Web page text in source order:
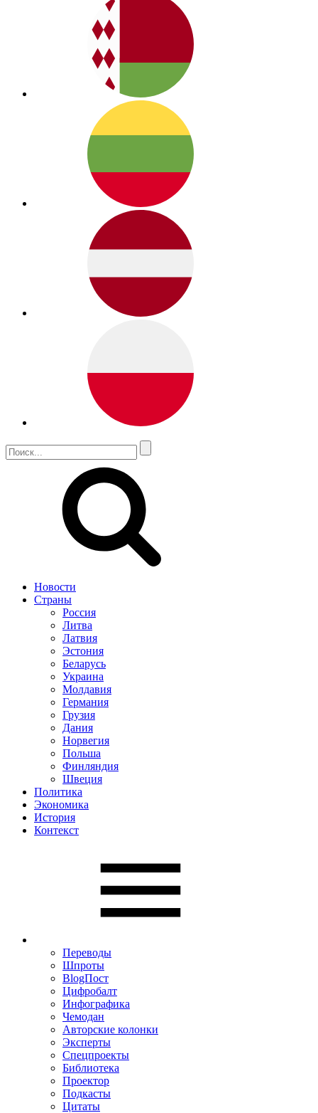
Новости
Страны
Россия
Литва
Латвия
Эстония
Беларусь
Украина
Молдавия
Германия
Грузия
Дания
Норвегия
Польша
Финляндия
Швеция
Политика
Экономика
История
Контекст
Переводы
Шпроты
BlogПост
Цифробалт
Инфографика
Чемодан
Авторские колонки
Эксперты
Спецпроекты
Библиотека
Проектор
Подкасты
Цитаты